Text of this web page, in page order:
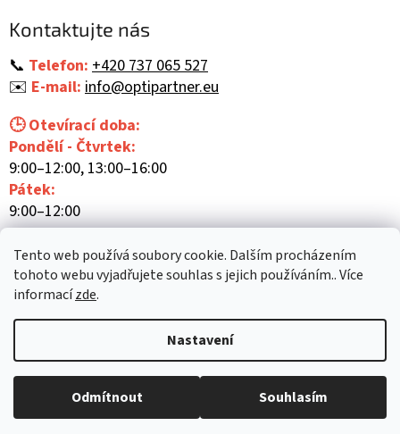
Tento web používá soubory cookie. Dalším procházením
tohoto webu vyjadřujete souhlas s jejich používáním.. Více
informacízde.
Nastavení
Odmítnout Souhlasím
Kontaktujte nás
📞 Telefon: +420 737 065 527
✉️ E-mail: info@optipartner.eu
🕒 Otevírací doba:
Pondělí - Čtvrtek:
9:00–12:00, 13:00–16:00
Pátek:
9:00–12:00
Copyright 2026Optipartner. Všechna práva vyhrazena.Upravit